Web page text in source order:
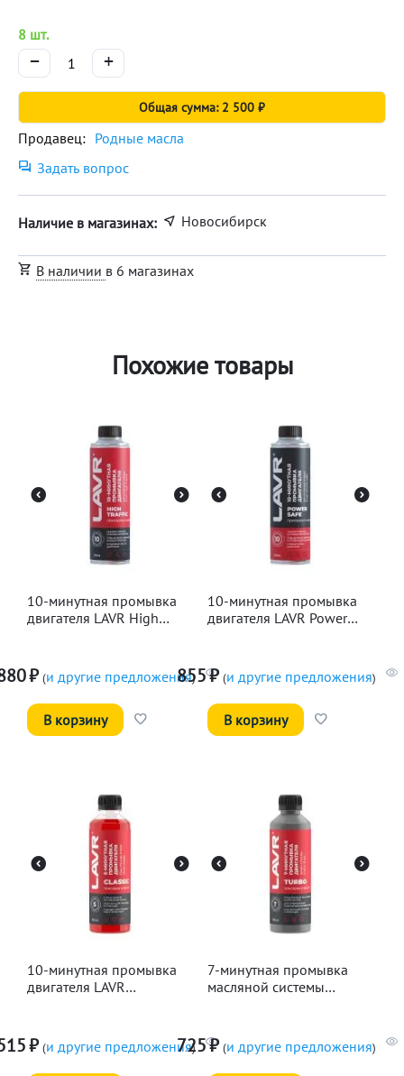
8 шт.
+
−
Общая сумма: 2 500 ₽
Продавец: Родные масла
Задать вопрос
Наличие в магазинах: Новосибирск
В наличии в 6 магазинах
Похожие товары
10-минутная промывка
двигателя LAVR High
₽ (и другие предложения)
В корзину
10-минутная промывка
двигателя LAVR Power
855₽ (и другие предложения)
В корзину
10-минутная промывка
двигателя LAVR
₽ (и другие предложения)
7-минутная промывка
масляной системы
725₽ (и другие предложения)